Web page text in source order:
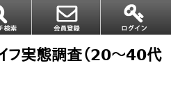
フ実態調査（20～40代